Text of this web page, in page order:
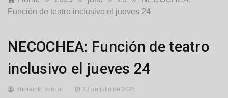
Función de teatro inclusivo el jueves 24
Locales ,
Turismo
NECOCHEA: Función de teatro
inclusivo el jueves 24
ahorainfo.com.ar 23 de julio de 2025